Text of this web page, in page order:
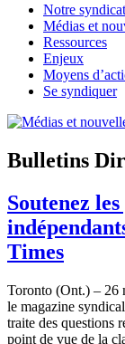
Notre syndicat
Médias et
Ressources
Enjeux
Moyens
Se syndiquer
Bulletins
Soutenez
Times
Toronto (Ont.) – 26
le magazine
traite des questions
point de vue de la